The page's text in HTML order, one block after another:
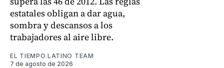
estatales obligan a dar agua,
sombra y descansos a los
trabajadores al aire libre.
EL TIEMPO LATINO TEAM
7 de agosto de 2026